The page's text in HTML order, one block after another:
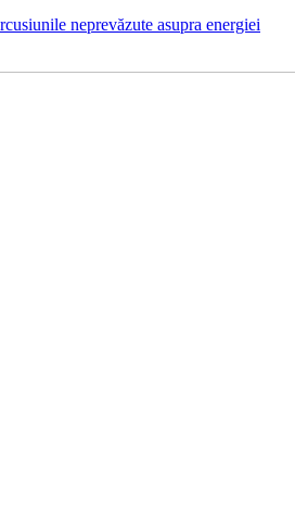
neprevăzute asupra energiei